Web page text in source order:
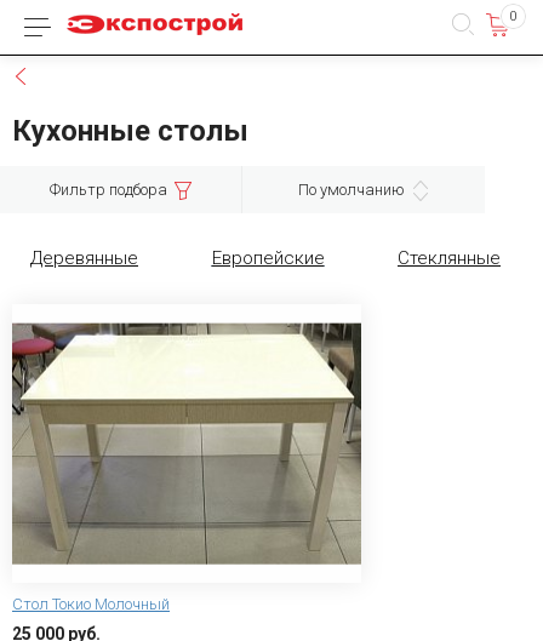
Каталог товаров 0
Кухонные столы
Фильтр подбора По умолчанию
Деревянные Европейские Стеклянные
Стол Токио Молочный
25 000 руб.